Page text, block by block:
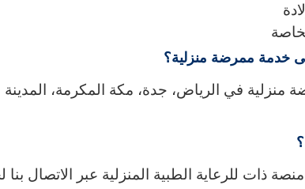
خدمة ممرضة منزلية؟
في الرياض، جدة، مكة المكرمة، المدينة
ذات للرعاية الطبية المنزلية عبر الاتصال